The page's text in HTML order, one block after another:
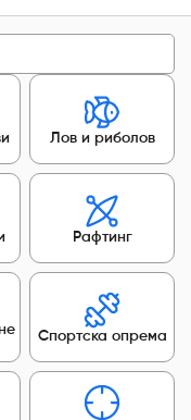
Лов и риболов
Рафтинг
Спортска опрема